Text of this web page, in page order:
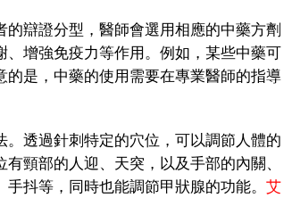
辯證分型，醫師會選用相應的中藥方劑
增強免疫力等作用。例如，某些中藥可
是，中藥的使用需要在專業醫師的指導
透過針刺特定的穴位，可以調節人體的
頸部的人迎、天突，以及手部的內關、
抖等，同時也能調節甲狀腺的功能。 艾